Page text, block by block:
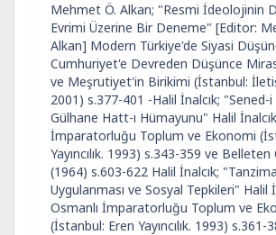
Mehmet Ö. Alkan; "Resmi İdeolojinin
Evrimi Üzerine Bir Deneme" [Editor:
Alkan] Modern Türkiye'de Siyasi
Cumhuriyet'e Devreden Düşünce
ve Meşrutiyet'in Birikimi (İstanbul:
2001) s.377-401 -Halil İnalcık;
Gülhane Hatt-ı Hümayunu" Halil
İmparatorluğu Toplum ve Ekonomi
Yayıncılık. 1993) s.343-359 ve Belleten
(1964) s.603-622 Halil İnalcık;
Uygulanması ve Sosyal Tepkileri" Halil
Osmanlı İmparatorluğu Toplum ve
(İstanbul: Eren Yayıncılık. 1993) s.361-